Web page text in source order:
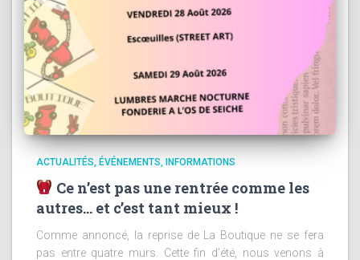
ACTUALITÉS ÉVÉNEMENTS INFORMATIONS
Ce n’est pas une rentrée comme les
autres… et c’est tant mieux !
Comme annoncé, la reprise de La Boutique ne se fera
pas entre quatre murs. Cette fin d’été, nous venons à